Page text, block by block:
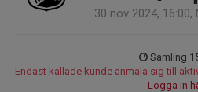
30 nov 2024, 16:00,
Samling
Endast kallade kunde anmäla sig till
Logga in